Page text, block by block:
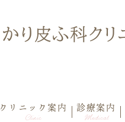
クリニック案内
Clinic
診療案内
Medical